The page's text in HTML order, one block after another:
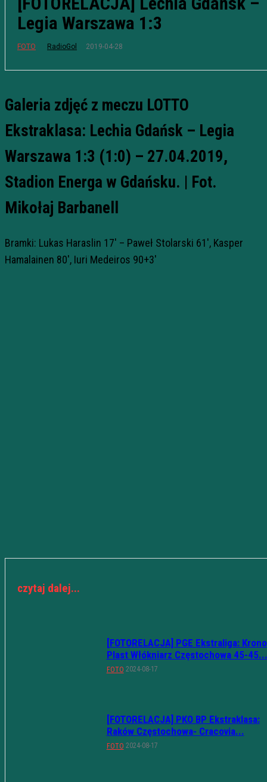
Legia Warszawa 1:3
FOTO RadioGol 2019-04-28
Galeria zdjęć z meczu LOTTO
Ekstraklasa: Lechia Gdańsk – Legia
Warszawa 1:3 (1:0) – 27.04.2019,
Stadion Energa w Gdańsku. | Fot.
Mikołaj Barbanell
Bramki: Lukas Haraslin 17′ – Paweł Stolarski 61′, Kasper
Hamalainen 80′, Iuri Medeiros 90+3′
czytaj dalej...
[FOTORELACJA] PGE Ekstraliga:
Plast Włókniarz Częstochowa 45-45...
FOTO 2024-08-17
[FOTORELACJA] PKO BP Ekstraklasa:
Raków Częstochowa- Cracovia...
FOTO 2024-08-17